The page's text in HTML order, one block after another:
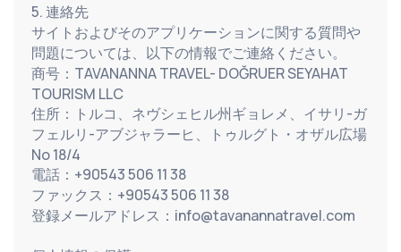
5. 連絡先
サイトおよびそのアプリケーションに関する質問や
問題については、以下の情報でご連絡ください。
商号：TAVANANNA TRAVEL- DOĞRUER SEYAHAT
TOURISM LLC
住所：トルコ、ネヴシェヒル州ギョレメ、イサリ-ガ
フェルリ-アブジャラーヒ、トゥルグト・オザル広場
No 18/4
電話：+90543 506 11 38
ファックス：+90543 506 11 38
登録メールアドレス：info@tavanannatravel.com